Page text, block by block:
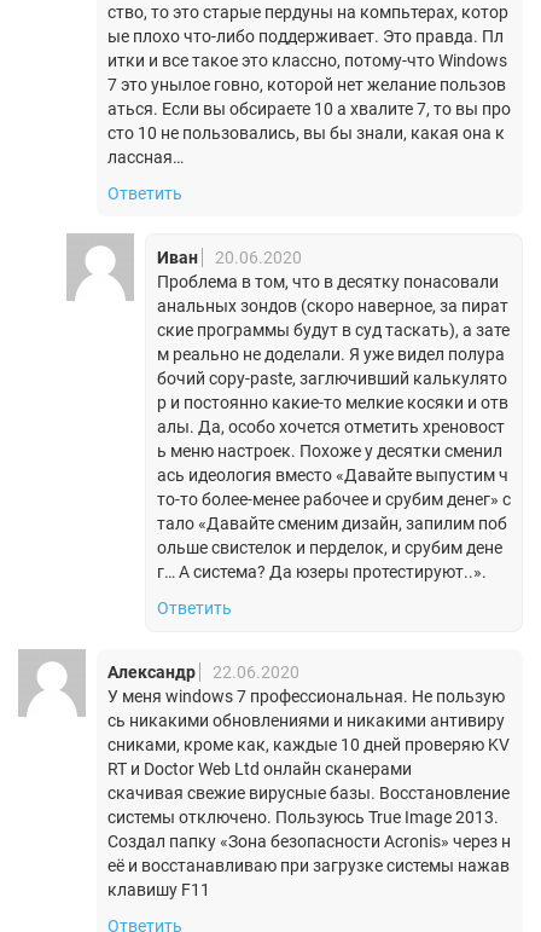
ство, то это старые пердуны на компьтерах, котор
ые плохо что-либо поддерживает. Это правда. Пл
итки и все такое это классно, потому-что Windows
7 это унылое говно, которой нет желание пользов
аться. Если вы обсираете 10 а хвалите 7, то вы про
сто 10 не пользовались, вы бы знали, какая она к
лассная…
Ответить
Иван
20.06.2020
Проблема в том, что в десятку понасовали
анальных зондов (скоро наверное, за пират
ские программы будут в суд таскать), а зате
м реально не доделали. Я уже видел полура
бочий copy-paste, заглючивший калькулято
р и постоянно какие-то мелкие косяки и отв
алы. Да, особо хочется отметить хреновост
ь меню настроек. Похоже у десятки сменил
ась идеология вместо «Давайте выпустим ч
то-то более-менее рабочее и срубим денег» с
тало «Давайте сменим дизайн, запилим поб
ольше свистелок и перделок, и срубим дене
г… А система? Да юзеры протестируют..».
Ответить
Александр
22.06.2020
У меня windows 7 профессиональная. Не пользую
сь никакими обновлениями и никакими антивиру
сниками, кроме как, каждые 10 дней проверяю KV
RT и Doctor Web Ltd онлайн сканерами
скачивая свежие вирусные базы. Восстановление
системы отключено. Пользуюсь True Image 2013.
Создал папку «Зона безопасности Acronis» через н
её и восстанавливаю при загрузке системы нажав
клавишу F11
Ответить